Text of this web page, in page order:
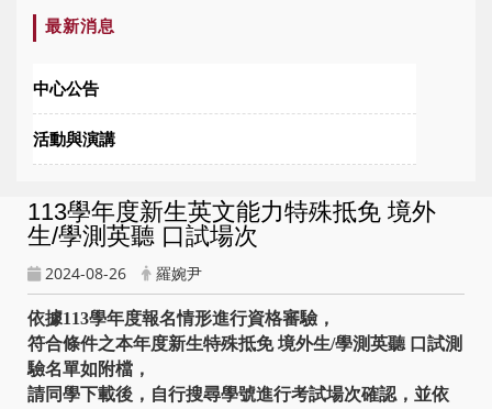
最新消息
中心公告
活動與演講
113學年度新生英文能力特殊抵免 境外
生/學測英聽 口試場次
2024-08-26 羅婉尹
依據113學年度報名情形進行資格審驗，
符合條件之本年度新生特殊抵免 境外生/學測英聽 口試測
驗名單如附檔，
請同學下載後，自行搜尋學號進行考試場次確認，並依